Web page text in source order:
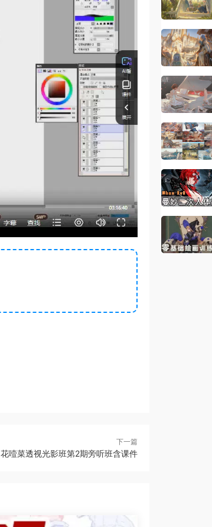
下一篇
花噎菜透视光影班第2期旁听班含课件